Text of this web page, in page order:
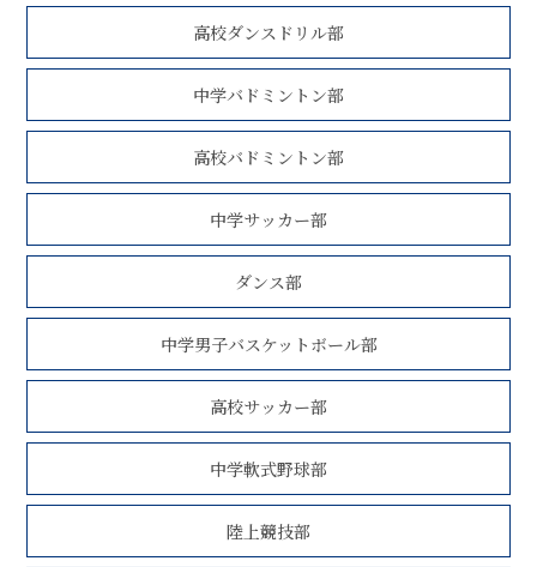
高校ダンスドリル部
中学バドミントン部
高校バドミントン部
中学サッカー部
ダンス部
中学男子バスケットボール部
高校サッカー部
中学軟式野球部
陸上競技部